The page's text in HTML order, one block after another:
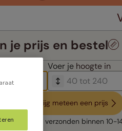
je prijs en bestel
Voer je hoogte in
Krijg meteen een prijs
levering:
verzonden binnen 10-